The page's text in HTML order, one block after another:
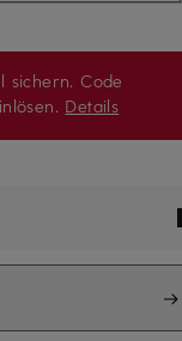
sichern. Code
Details